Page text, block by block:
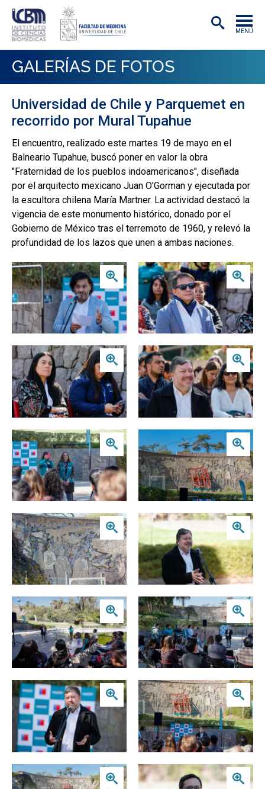
MENÚ
INSTITUTO
ACADÉMICAS/OS
INVESTIGACIÓN
POSTGRADO
PUBLICACIONES
EXTENSIÓN
GALERÍAS DE FOTOS
Universidad de Chile y Parquemet en
recorrido por Mural Tupahue
El encuentro, realizado este martes 19 de mayo en el
Balneario Tupahue, buscó poner en valor la obra
"Fraternidad de los pueblos indoamericanos", diseñada
por el arquitecto mexicano Juan O’Gorman y ejecutada por
la escultora chilena María Martner. La actividad destacó la
vigencia de este monumento histórico, donado por el
Gobierno de México tras el terremoto de 1960, y relevó la
profundidad de los lazos que unen a ambas naciones.
Zoom Zoom
Zoom Zoom
Zoom Zoom
Zoom Zoom
Zoom Zoom
Zoom Zoom
Zoom Zoom